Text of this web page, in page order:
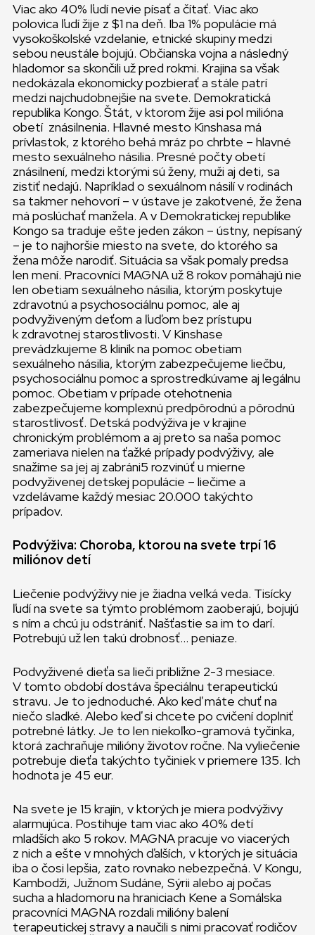
Viac ako 40% ľudí nevie písať a čítať. Viac ako
polovica ľudí žije z $1 na deň. Iba 1% populácie má
vysokoškolské vzdelanie, etnické skupiny medzi
sebou neustále bojujú. Občianska vojna a následný
hladomor sa skončili už pred rokmi. Krajina sa však
nedokázala ekonomicky pozbierať a stále patrí
medzi najchudobnejšie na svete. Demokratická
republika Kongo. Štát, v ktorom žije asi pol milióna
obetí znásilnenia. Hlavné mesto Kinshasa má
prívlastok, z ktorého behá mráz po chrbte – hlavné
mesto sexuálneho násilia. Presné počty obetí
znásilnení, medzi ktorými sú ženy, muži aj deti, sa
zistiť nedajú. Napríklad o sexuálnom násilí v rodinách
sa takmer nehovorí – v ústave je zakotvené, že žena
má poslúchať manžela. A v Demokratickej republike
Kongo sa traduje ešte jeden zákon – ústny, nepísaný
– je to najhoršie miesto na svete, do ktorého sa
žena môže narodiť. Situácia sa však pomaly predsa
len mení. Pracovníci MAGNA už 8 rokov pomáhajú nie
len obetiam sexuálneho násilia, ktorým poskytuje
zdravotnú a psychosociálnu pomoc, ale aj
podvyživeným deťom a ľuďom bez prístupu
k zdravotnej starostlivosti. V Kinshase
prevádzkujeme 8 kliník na pomoc obetiam
sexuálneho násilia, ktorým zabezpečujeme liečbu,
psychosociálnu pomoc a sprostredkúvame aj legálnu
pomoc. Obetiam v prípade otehotnenia
zabezpečujeme komplexnú predpôrodnú a pôrodnú
starostlivosť. Detská podvýživa je v krajine
chronickým problémom a aj preto sa naša pomoc
zameriava nielen na ťažké prípady podvýživy, ale
snažíme sa jej aj zabráni5 rozvinúť u mierne
podvyživenej detskej populácie – liečime a
vzdelávame každý mesiac 20.000 takýchto
prípadov.
Podvýživa: Choroba, ktorou na svete trpí 16
miliónov detí
Liečenie podvýživy nie je žiadna veľká veda. Tisícky
ľudí na svete sa týmto problémom zaoberajú, bojujú
s ním a chcú ju odstrániť. Našťastie sa im to darí.
Potrebujú už len takú drobnosť… peniaze.
Podvyživené dieťa sa lieči približne 2-3 mesiace.
V tomto období dostáva špeciálnu terapeutickú
stravu. Je to jednoduché. Ako keď máte chuť na
niečo sladké. Alebo keď si chcete po cvičení doplniť
potrebné látky. Je to len niekoľko-gramová tyčinka,
ktorá zachraňuje milióny životov ročne. Na vyliečenie
potrebuje dieťa takýchto tyčiniek v priemere 135. Ich
hodnota je 45 eur.
Na svete je 15 krajín, v ktorých je miera podvýživy
alarmujúca. Postihuje tam viac ako 40% detí
mladších ako 5 rokov. MAGNA pracuje vo viacerých
z nich a ešte v mnohých ďalších, v ktorých je situácia
iba o čosi lepšia, zato rovnako nebezpečná. V Kongu,
Kambodži, Južnom Sudáne, Sýrii alebo aj počas
sucha a hladomoru na hraniciach Kene a Somálska
pracovníci MAGNA rozdali milióny balení
terapeutickej stravy a naučili s nimi pracovať rodičov